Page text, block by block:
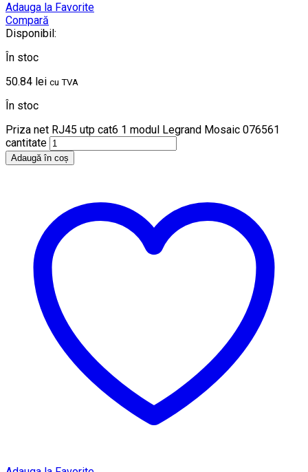
Adauga la Favorite
Compară
Disponibil:
În stoc
50.84 lei cu TVA
În stoc
Priza net RJ45 utp cat6 1 modul Legrand Mosaic 076561
cantitate
Adaugă în coș